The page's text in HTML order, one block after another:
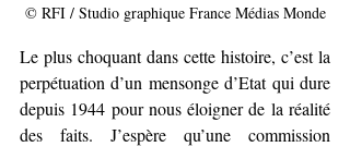
© RFI / Studio graphique France Médias Monde
Le plus choquant dans cette histoire, c’est la
perpétuation d’un mensonge d’Etat qui dure
depuis 1944 pour nous éloigner de la réalité
des faits. J’espère qu’une commission